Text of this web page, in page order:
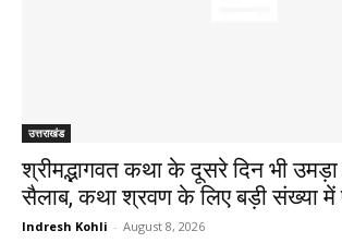
उत्तराखंड
श्रीमद्भागवत कथा के दूसरे दिन भी
सैलाब, कथा श्रवण के लिए बड़ी संख्या में
Indresh Kohli - August 8, 2026